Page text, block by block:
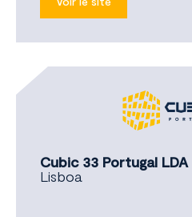
Cubic 33 Portugal LDA
Lisboa